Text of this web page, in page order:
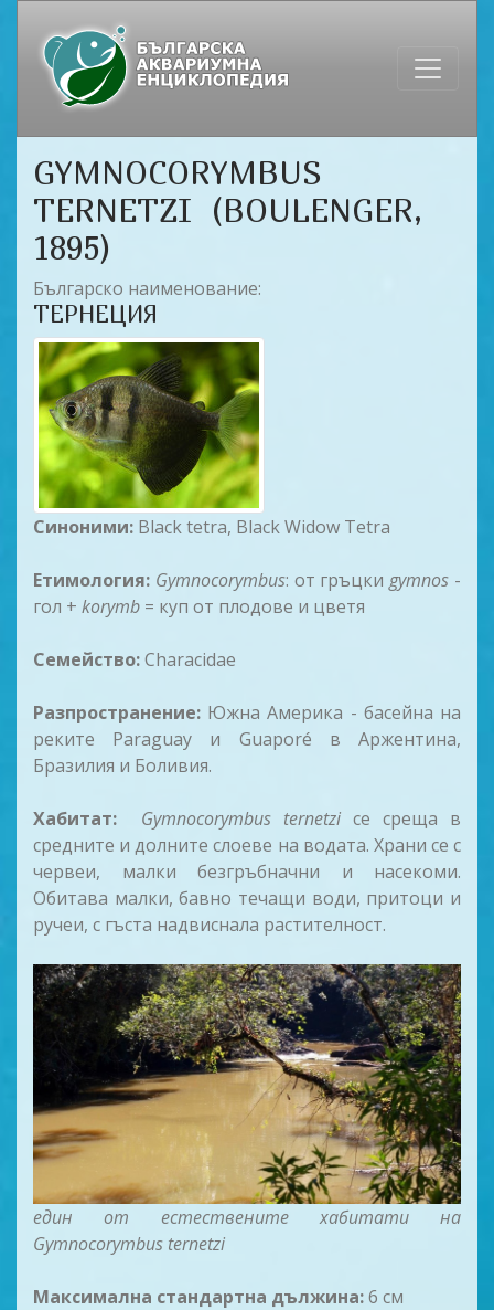
GYMNOCORYMBUS
TERNETZI (BOULENGER,
1895)
Българско наименование:
ТЕРНЕЦИЯ
Синоними: Black tetra, Black Widow Tetra
Етимология: Gymnocorymbus: от гръцки gymnos -
гол + korymb = куп от плодове и цветя
Семейство:Characidae
Разпространение: Южна Америка - басейна на
реките Paraguay и Guaporé в Аржентина,
Бразилия и Боливия.
Хабитат: Gymnocorymbus ternetzi се среща в
средните и долните слоеве на водата. Храни се с
червеи, малки безгръбначни и насекоми.
Обитава малки, бавно течащи води, притоци и
ручеи, с гъста надвиснала растителност.
един от естествените хабитати на
Gymnocorymbus ternetzi
Максимална стандартна дължина:6 см